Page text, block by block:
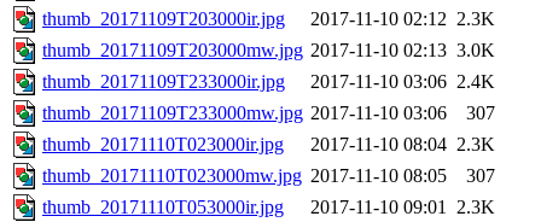
thumb_20171109T203000ir.jpg
2017-11-10 02:12 2.3K
thumb_20171109T203000mw.jpg 2017-11-10 02:13 3.0K
thumb_20171109T233000ir.jpg
2017-11-10 03:06 2.4K
thumb_20171109T233000mw.jpg 2017-11-10 03:06
307
thumb_20171110T023000ir.jpg
2017-11-10 08:04 2.3K
thumb_20171110T023000mw.jpg 2017-11-10 08:05
307
thumb_20171110T053000ir.jpg
2017-11-10 09:01 2.3K